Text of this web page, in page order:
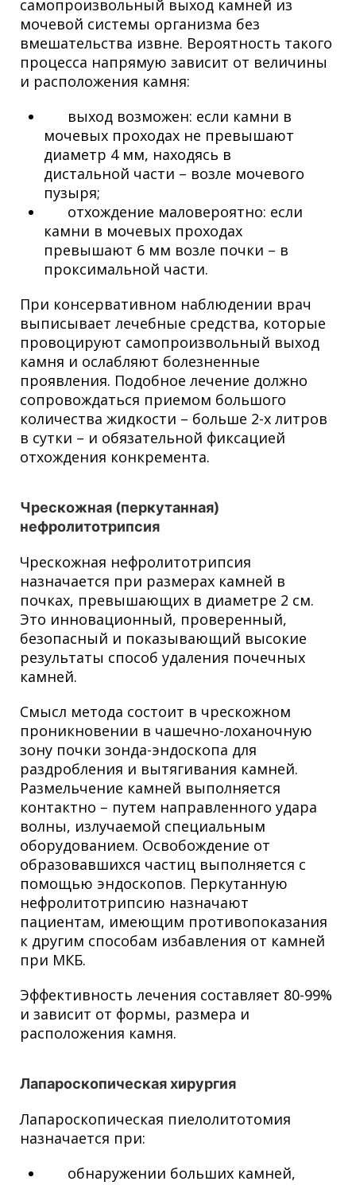
самопроизвольный выход камней из
мочевой системы организма без
вмешательства извне. Вероятность такого
процесса напрямую зависит от величины
и расположения камня:
выход возможен: если камни в
мочевых проходах не превышают
диаметр 4 мм, находясь в
дистальной части – возле мочевого
пузыря;
отхождение маловероятно: если
камни в мочевых проходах
превышают 6 мм возле почки – в
проксимальной части.
При консервативном наблюдении врач
выписывает лечебные средства, которые
провоцируют самопроизвольный выход
камня и ослабляют болезненные
проявления. Подобное лечение должно
сопровождаться приемом большого
количества жидкости – больше 2-х литров
в сутки – и обязательной фиксацией
отхождения конкремента.
Чрескожная (перкутанная)
нефролитотрипсия
Чрескожная нефролитотрипсия
назначается при размерах камней в
почках, превышающих в диаметре 2 см.
Это инновационный, проверенный,
безопасный и показывающий высокие
результаты способ удаления почечных
камней.
Смысл метода состоит в чрескожном
проникновении в чашечно-лоханочную
зону почки зонда-эндоскопа для
раздробления и вытягивания камней.
Размельчение камней выполняется
контактно – путем направленного удара
волны, излучаемой специальным
оборудованием. Освобождение от
образовавшихся частиц выполняется с
помощью эндоскопов. Перкутанную
нефролитотрипсию назначают
пациентам, имеющим противопоказания
к другим способам избавления от камней
при МКБ.
Эффективность лечения составляет 80-99%
и зависит от формы, размера и
расположения камня.
Лапароскопическая хирургия
Лапароскопическая пиелолитотомия
назначается при:
обнаружении больших камней,